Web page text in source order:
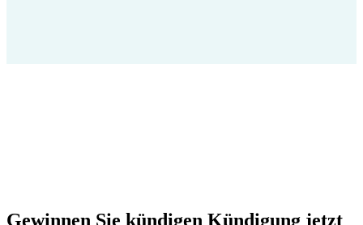
Gewinnen Sie kündigen Kündigung jetzt